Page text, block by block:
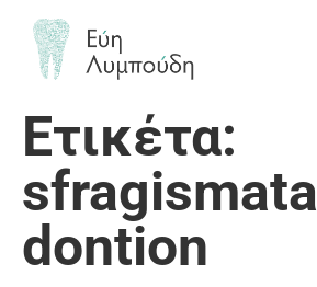
περιεχόμενο
Ετικέτα:
sfragismata
dontion